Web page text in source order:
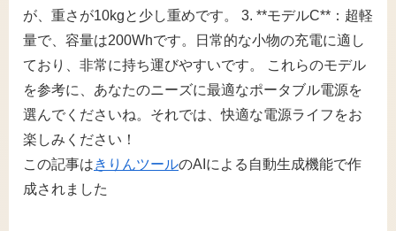
が、重さが10kgと少し重めです。 3. **モデルC**：超軽
量で、容量は200Whです。日常的な小物の充電に適し
ており、非常に持ち運びやすいです。 これらのモデル
を参考に、あなたのニーズに最適なポータブル電源を
選んでくださいね。それでは、快適な電源ライフをお
楽しみください！
この記事はきりんツールのAIによる自動生成機能で作
成されました